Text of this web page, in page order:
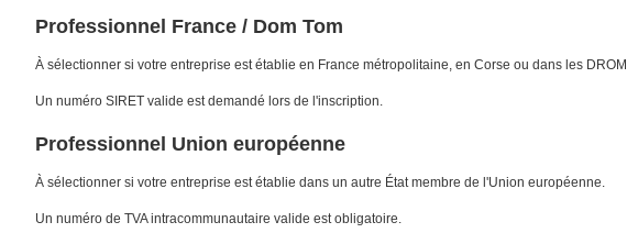
Professionnel France / Dom Tom
À sélectionner si votre entreprise est établie en France métropolitaine, en Corse ou dans les DROM.
Un numéro SIRET valide est demandé lors de l'inscription.
Professionnel Union européenne
À sélectionner si votre entreprise est établie dans un autre État membre de l'Union européenne.
Un numéro de TVA intracommunautaire valide est obligatoire.